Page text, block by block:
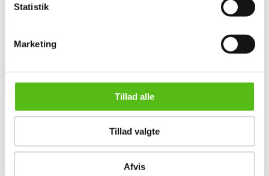
Statistik
Marketing
Tillad alle
Tillad valgte
Afvis
Luplau Janssen. To landskabsparti. (2)
Tilmeld dig vores nyhedsbrev og modtag nyheder samt
Om Lauritz.com